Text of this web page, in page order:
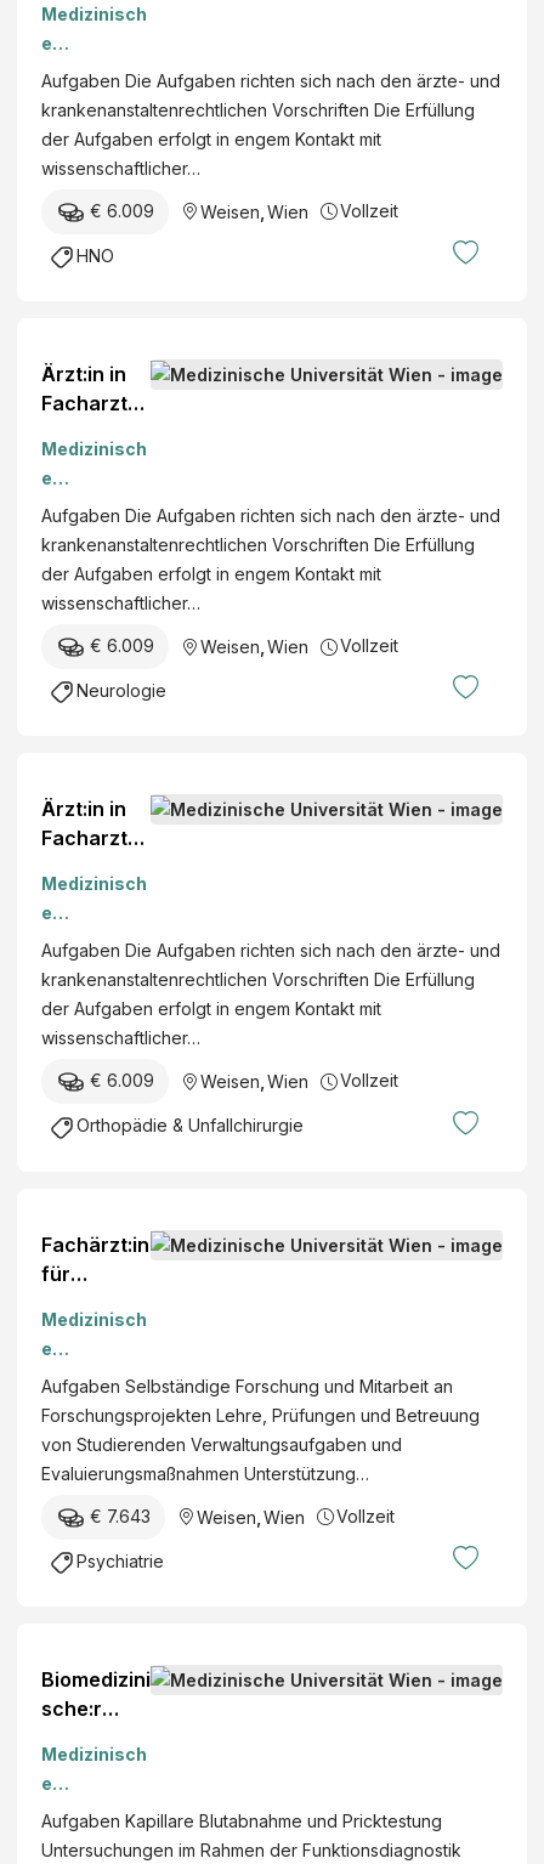
im
Sonderfac
h
„Allgemein
e Hals-,
Nasen-
und
Ohrenkran
kheiten“
Medizinisch
e
Universität
Wien
Aufgaben Die Aufgaben richten sich nach den ärzte- und
krankenanstaltenrechtlichen Vorschriften Die Erfüllung
der Aufgaben erfolgt in engem Kontakt mit
wissenschaftlicher…
€ 6.009 Weisen Wien Vollzeit
HNO
Ärzt:in in
Facharzta
im
Sonderfac
h
„Neurologi
e“ (m/w/d)
Medizinisch
e
Universität
Wien
Aufgaben Die Aufgaben richten sich nach den ärzte- und
krankenanstaltenrechtlichen Vorschriften Die Erfüllung
der Aufgaben erfolgt in engem Kontakt mit
wissenschaftlicher…
€ 6.009 Weisen Wien Vollzeit
Neurologie
Ärzt:in in
Facharzta
im
Sonderfac
h
„Orthopädi
e und
Traumatol
ogie“
Medizinisch
e
Universität
Wien
Aufgaben Die Aufgaben richten sich nach den ärzte- und
krankenanstaltenrechtlichen Vorschriften Die Erfüllung
der Aufgaben erfolgt in engem Kontakt mit
wissenschaftlicher…
€ 6.009 Weisen Wien Vollzeit
Orthopädie & Unfallchirurgie
Fachärzt:in
für
und
Psychothe
rapeutisch
e Medizin
(m/w/d)
Medizinisch
e
Universität
Wien
Aufgaben Selbständige Forschung und Mitarbeit an
Forschungsprojekten Lehre, Prüfungen und Betreuung
von Studierenden Verwaltungsaufgaben und
Evaluierungsmaßnahmen Unterstützung…
€ 7.643 Weisen Wien Vollzeit
Psychiatrie
Biomedizini
sche:r
n (m/w/d)
Medizinisch
e
Universität
Wien
Aufgaben Kapillare Blutabnahme und Pricktestung
Untersuchungen im Rahmen der Funktionsdiagnostik